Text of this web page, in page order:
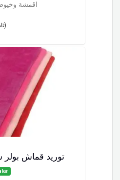
اقمشة
(ثابت)
توريد قماش